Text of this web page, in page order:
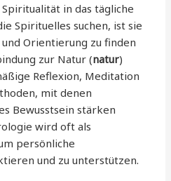
in das tägliche
Spirituelles suchen, ist sie
und Orientierung zu finden
zur Natur (natur)
Reflexion, Meditation
mit denen
Bewusstsein stärken
wird oft als
persönliche
und zu unterstützen.